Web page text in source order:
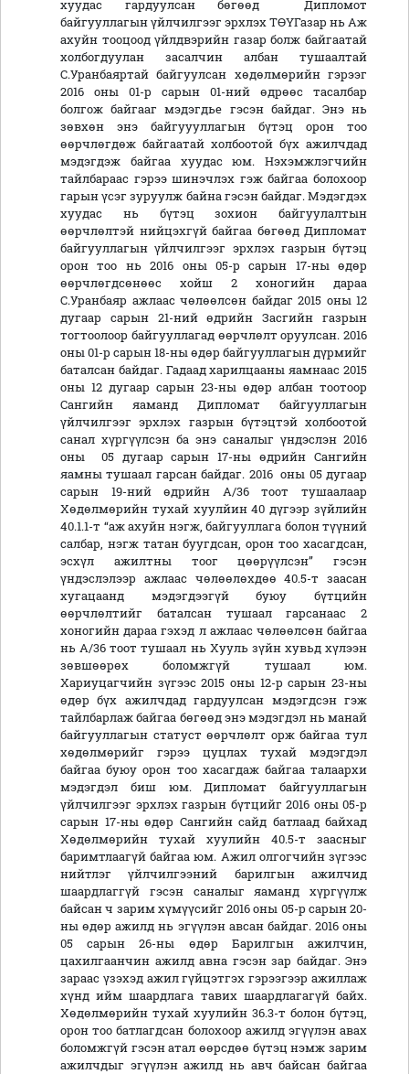
хуудас гардуулсан бөгөөд Дипломот
байгууллагын үйлчилгээг эрхлэх ТӨҮГазар нь Аж
ахуйн тооцоод үйлдвэрийн газар болж байгаатай
холбогдуулан засалчин албан тушаалтай
С.Уранбаяртай байгуулсан хөдөлмөрийн гэрээг
2016 оны 01-р сарын 01-ний өдрөөс тасалбар
болгож байгааг мэдэгдье гэсэн байдаг. Энэ нь
зөвхөн энэ байгуууллагын бүтэц орон тоо
өөрчлөгдөж байгаатай холбоотой бүх ажилчдад
мэдэгдэж байгаа хуудас юм. Нэхэмжлэгчийн
тайлбараас гэрээ шинэчлэх гэж байгаа болохоор
гарын үсэг зуруулж байна гэсэн байдаг. Мэдэгдэх
хуудас нь бүтэц зохион байгуулалтын
өөрчлөлтэй нийцэхгүй байгаа бөгөөд Дипломат
байгууллагын үйлчилгээг эрхлэх газрын бүтэц
орон тоо нь 2016 оны 05-р сарын 17-ны өдөр
өөрчлөгдсөнөөс хойш 2 хоногийн дараа
С.Уранбаяр ажлаас чөлөөлсөн байдаг 2015 оны 12
дугаар сарын 21-ний өдрийн Засгийн газрын
тогтоолоор байгууллагад өөрчлөлт оруулсан. 2016
оны 01-р сарын 18-ны өдөр байгууллагын дүрмийг
баталсан байдаг. Гадаад харилцааны яамнаас 2015
оны 12 дугаар сарын 23-ны өдөр албан тоотоор
Сангийн яаманд Дипломат байгууллагын
үйлчилгээг эрхлэх газрын бүтэцтэй холбоотой
санал хүргүүлсэн ба энэ саналыг үндэслэн 2016
оны 05 дугаар сарын 17-ны өдрийн Сангийн
яамны тушаал гарсан байдаг. 2016 оны 05 дугаар
сарын 19-ний өдрийн А/36 тоот тушаалаар
Хөдөлмөрийн тухай хуулйин 40 дүгээр зүйлийн
40.1.1-т “аж ахуйн нэгж, байгууллага болон түүний
салбар, нэгж татан буугдсан, орон тоо хасагдсан,
эсхүл ажилтны тоог цөөрүүлсэн” гэсэн
үндэслэлээр ажлаас чөлөөлөхдөө 40.5-т заасан
хугацаанд мэдэгдээгүй буюу бүтцийн
өөрчлөлтийг баталсан тушаал гарсанаас 2
хоногийн дараа гэхэд л ажлаас чөлөөлсөн байгаа
нь А/36 тоот тушаал нь Хууль зүйн хувьд хүлээн
зөвшөөрөх боломжгүй тушаал юм.
Хариуцагчийн зүгээс 2015 оны 12-р сарын 23-ны
өдөр бүх ажилчдад гардуулсан мэдэгдсэн гэж
тайлбарлаж байгаа бөгөөд энэ мэдэгдэл нь манай
байгууллагын статуст өөрчлөлт орж байгаа тул
хөдөлмөрийг гэрээ цуцлах тухай мэдэгдэл
байгаа буюу орон тоо хасагдаж байгаа талаархи
мэдэгдэл биш юм. Дипломат байгууллагын
үйлчилгээг эрхлэх газрын бүтцийг 2016 оны 05-р
сарын 17-ны өдөр Сангийн сайд батлаад байхад
Хөдөлмөрийн тухай хуулийн 40.5-т заасныг
баримтлаагүй байгаа юм. Ажил олгогчийн зүгээс
нийтлэг үйлчилгээний барилгын ажилчид
шаардлаггүй гэсэн саналыг яаманд хүргүүлж
байсан ч зарим хүмүүсийг 2016 оны 05-р сарын 20-
ны өдөр ажилд нь эгүүлэн авсан байдаг. 2016 оны
05 сарын 26-ны өдөр Барилгын ажилчин,
цахилгаанчин ажилд авна гэсэн зар байдаг. Энэ
зараас үзэхэд ажил гүйцэтгэх гэрээгээр ажиллаж
хүнд ийм шаардлага тавих шаардлагагүй байх.
Хөдөлмөрийн тухай хуулийн 36.3-т болон бүтэц,
орон тоо батлагдсан болохоор ажилд эгүүлэн авах
боломжгүй гэсэн атал өөрсдөө бүтэц нэмж зарим
ажилчдыг эгүүлэн ажилд нь авч байсан байгаа